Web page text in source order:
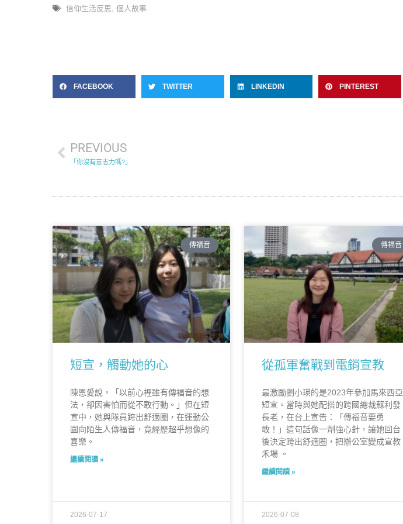
信仰生活反思 個人故事
FACEBOOK TWITTER LINKEDIN PINTEREST
PREVIOUS
「你沒有意志力嗎?」
傳福音
短宣，觸動她的心
陳恩愛說，「以前心裡雖有傳福音的想
法，卻因害怕而從不敢行動。」但在短
宣中，她與隊員跨出舒適圈，在運動公
園向陌生人傳福音，竟經歷超乎想像的
喜樂。
繼續閱讀 »
2026-07-17
傳福音
從孤軍奮戰到電銷宣教
最激勵劉小瑛的是2023年參加馬來西亞
短宣。當時與她配搭的跨國總裁蘇利發
長老，在台上宣告：「傳福音要勇
敢！」這句話像一劑強心針，讓她回台
後決定跨出舒適圈，把辦公室變成宣教
禾場 。
繼續閱讀 »
2026-07-08